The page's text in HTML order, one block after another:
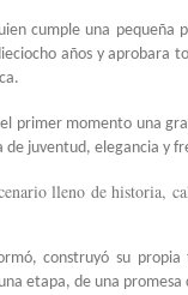
cumple una
años y aprobara
primer momento una
de juventud, elegancia y
lleno de historia,
construyó su
etapa, de una